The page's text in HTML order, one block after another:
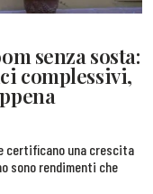
senza sosta:
complessivi,
certificano una crescita
sono rendimenti che